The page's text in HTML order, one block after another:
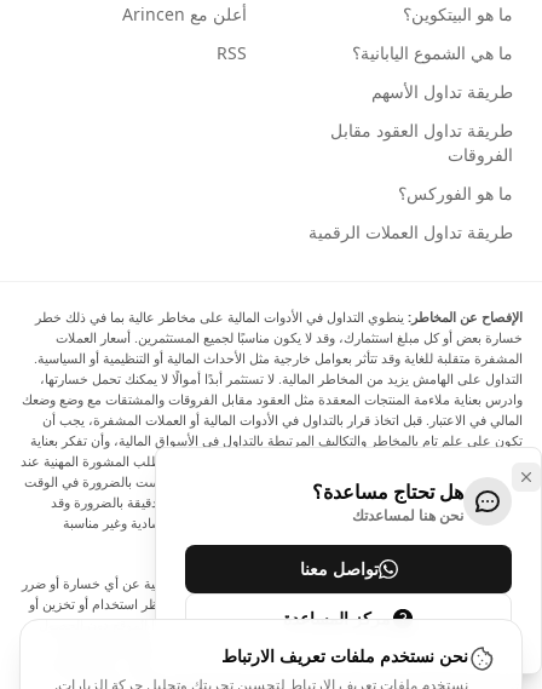
ما هو البيتكوين؟
ما هي الشموع اليابانية؟
طريقة تداول الأسهم
طريقة تداول العقود مقابل
الفروقات
ما هو الفوركس؟
طريقة تداول العملات الرقمية
أعلن مع Arincen
RSS
الإفصاح عن المخاطر: ينطوي التداول في الأدوات المالية على مخاطر عالية بما في ذلك خطر
خسارة بعض أو كل مبلغ استثمارك، وقد لا يكون مناسبًا لجميع المستثمرين. أسعار العملات
المشفرة متقلبة للغاية وقد تتأثر بعوامل خارجية مثل الأحداث المالية أو التنظيمية أو السياسية.
التداول على الهامش يزيد من المخاطر المالية. لا تستثمر أبدًا أموالًا لا يمكنك تحمل خسارتها،
وادرس بعناية ملاءمة المنتجات المعقدة مثل العقود مقابل الفروقات والمشتقات مع وضع وضعك
المالي في الاعتبار. قبل اتخاذ قرار بالتداول في الأدوات المالية أو العملات المشفرة، يجب أن
تكون على علم تام بالمخاطر والتكاليف المرتبطة بالتداول في الأسواق المالية، وأن تفكر بعناية
في أهدافك الاستثمارية ومستوى خبرتك ورغبتك في المخاطرة، وأن تطلب المشورة المهنية عند
الحاجة. تود Arincen أن تذكرك بأن البيانات الواردة في هذا الموقع ليست بالضرورة في الوقت
الفعلي وليست دقيقة. البيانات والأسعار الموجودة على الموقع ليست دقيقة بالضرورة وقد
تختلف عن السعر الفعلي في أي سوق معينة، مما يعني أن الأسعار إرشادية وغير مناسبة
لأغراض التداول.
لن يتحمل Arincen وأي مزود للبيانات الواردة في هذا الموقع المسؤولية عن أي خسارة أو ضرر
نتيجة لتداولك، أو اعتمادك على المعلومات الواردة في هذا الموقع. يحظر استخدام أو تخزين أو
إعادة إنتاج أو عرض أو تعديل أو نقل أو توزيع البيانات الموجودة في هذا الموقع دون الحصول
على إذن كتابي صريح مسبق من Arincen و/أو مزود البيانات. جميع حقوق الملكية الفكرية
محفوظة من قبل مقدمي الخدمة و/أو البورصة التي تقدم البيانات الواردة في هذا الموقع. قد
هل تحتاج مساعدة؟
نحن هنا لمساعدتك
تواصل معنا
مركز المساعدة
نحن نستخدم ملفات تعريف الارتباط
نستخدم ملفات تعريف الارتباط لتحسين تجربتك وتحليل حركة الزيارات.